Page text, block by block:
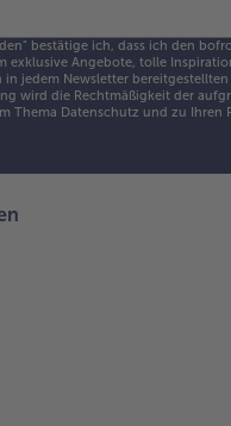
bestätige ich, dass ich den
exklusive Angebote, tolle
jedem Newsletter
wird die Rechtmäßigkeit der
Thema Datenschutz und zu Ihren